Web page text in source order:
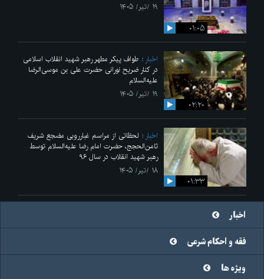
۰۱:۰۵
۱۹ /تیر/ ۱۴۰۵
۰۲:۲۰
اخبار
طواف پیکر مطهر رهبر شهید انقلاب اسلامی
در کنار ضریح نورانی حضرت علی‌ بن موسی‌الرضا
علیه‌السلام
۱۹ /تیر/ ۱۴۰۵
۰۱:۳۳
اخبار
لحظاتی از مراسم غبارروبی مضجع شریف
ثامن‌الحجج، حضرت امام رضا علیه‌السلام توسط
رهبر شهید انقلاب در سال ۹۶
۱۸ /تیر/ ۱۴۰۵
اخبار
فقه و احکام شرعی
ویژه ها